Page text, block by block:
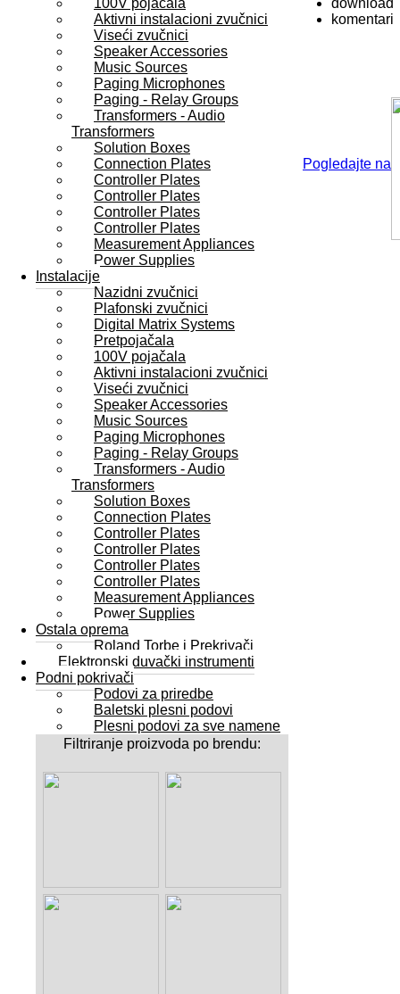
100V pojačala
Aktivni instalacioni zvučnici
Viseći zvučnici
Speaker Accessories
Music Sources
Paging Microphones
Paging - Relay Groups
Transformers - Audio
Transformers
Solution Boxes
Connection Plates
Controller Plates
Controller Plates
Controller Plates
Controller Plates
Measurement Appliances
Power Supplies
Instalacije
Nazidni zvučnici
Plafonski zvučnici
Digital Matrix Systems
Pretpojačala
100V pojačala
Aktivni instalacioni zvučnici
Viseći zvučnici
Speaker Accessories
Music Sources
Paging Microphones
Paging - Relay Groups
Transformers - Audio
Transformers
Solution Boxes
Connection Plates
Controller Plates
Controller Plates
Controller Plates
Controller Plates
Measurement Appliances
Power Supplies
Ostala oprema
Roland Torbe i Prekrivači
Elektronski duvački instrumenti
Podni pokrivači
Podovi za priredbe
Baletski plesni podovi
Plesni podovi za sve namene
Filtriranje proizvoda po brendu:
download
komentari
Pogledajte na